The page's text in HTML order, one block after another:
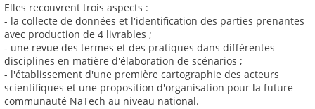
Elles recouvrent trois aspects :
- la collecte de données et l'identification des parties prenantes
avec production de 4 livrables ;
- une revue des termes et des pratiques dans différentes
disciplines en matière d'élaboration de scénarios ;
- l'établissement d'une première cartographie des acteurs
scientifiques et une proposition d'organisation pour la future
communauté NaTech au niveau national.